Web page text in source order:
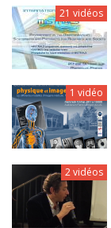
21 vidéos
1 vidéo
2 vidéos